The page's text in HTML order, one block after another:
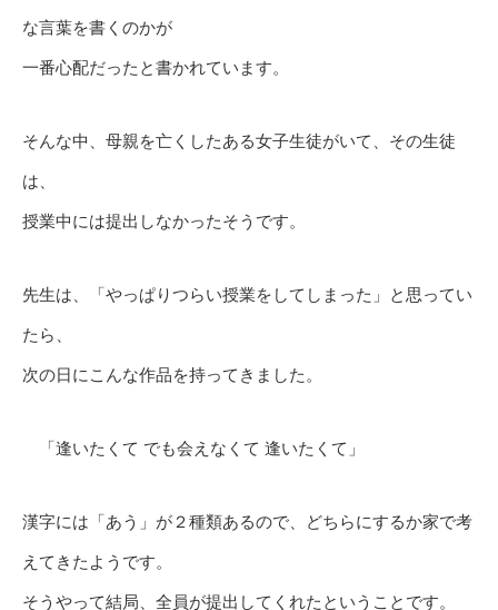
な言葉を書くのかが
一番心配だったと書かれています。
そんな中、母親を亡くしたある女子生徒がいて、その生徒
は、
授業中には提出しなかったそうです。
先生は、「やっぱりつらい授業をしてしまった」と思ってい
たら、
次の日にこんな作品を持ってきました。
「逢いたくて でも会えなくて 逢いたくて」
漢字には「あう」が２種類あるので、どちらにするか家で考
えてきたようです。
そうやって結局、全員が提出してくれたということです。